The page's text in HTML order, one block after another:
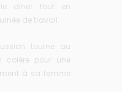
le dîner tout en
de travail.
tourne au
colère pour une
à sa femme